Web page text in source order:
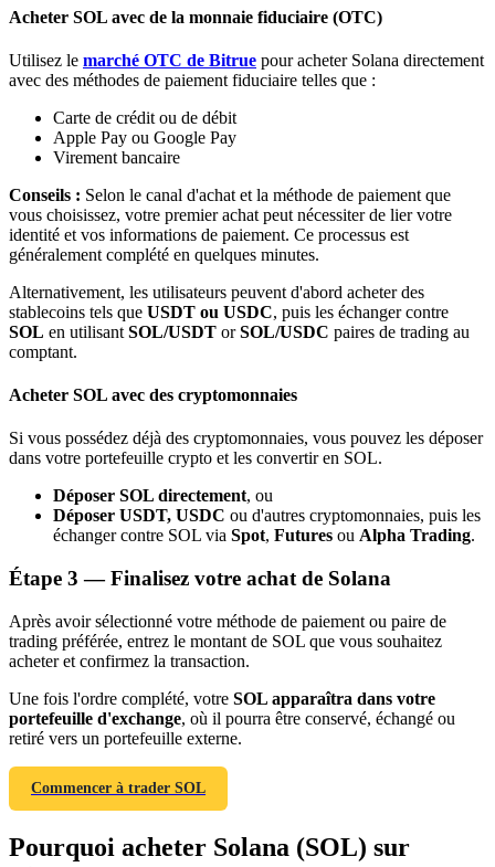
Partenaires Bitrue
Affiliés Bitrue
Jusqu'à 65 % de commissions !
Parrainage
Invitez un ami pour recevoir des récompenses en espèces
BTC Welcome Rewards
Acheter SOL avec de la monnaie fiduciaire (OTC)
Utilisez le marché OTC de Bitrue pour acheter Solana directement
avec des méthodes de paiement fiduciaire telles que :
Carte de crédit ou de débit
Apple Pay ou Google Pay
Virement bancaire
Conseils : Selon le canal d'achat et la méthode de paiement que
vous choisissez, votre premier achat peut nécessiter de lier votre
identité et vos informations de paiement. Ce processus est
généralement complété en quelques minutes.
Alternativement, les utilisateurs peuvent d'abord acheter des
stablecoins tels que USDT ou USDC, puis les échanger contre
SOL en utilisant SOL/USDT orSOL/USDC paires de trading au
comptant.
Acheter SOL avec des cryptomonnaies
Si vous possédez déjà des cryptomonnaies, vous pouvez les déposer
dans votre portefeuille crypto et les convertir en SOL.
Déposer SOL directement, ou
Déposer USDT, USDC ou d'autres cryptomonnaies, puis les
échanger contre SOL via Spot, Futures ou Alpha Trading.
Étape 3 —Finalisez votre achat de Solana
Après avoir sélectionné votre méthode de paiement ou paire de
trading préférée, entrez le montant de SOL que vous souhaitez
acheter et confirmez la transaction.
Une fois l'ordre complété, votre SOL apparaîtra dans votre
portefeuille d'exchange, où il pourra être conservé, échangé ou
retiré vers un portefeuille externe.
Commencer à trader SOL
Pourquoi acheter Solana (SOL) sur